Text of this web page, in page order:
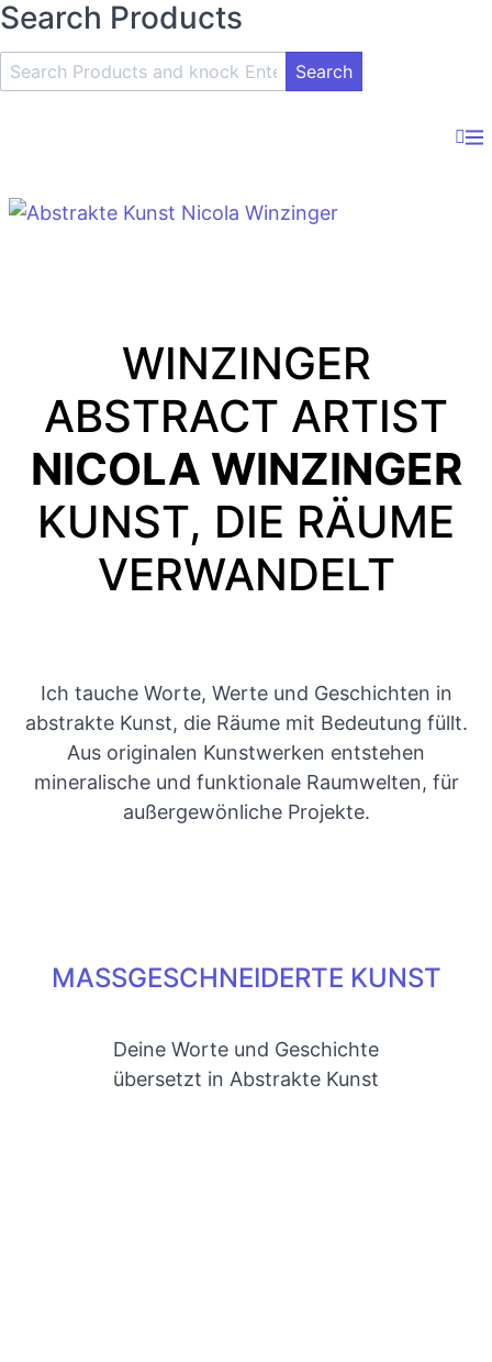
Search Products
Search
Product
Key
WINZINGER
ABSTRACT ARTIST
NICOLA WINZINGER
KUNST, DIE RÄUME
VERWANDELT
Ich tauche Worte, Werte und Geschichten in
abstrakte Kunst, die Räume mit Bedeutung füllt.
Aus originalen Kunstwerken entstehen
mineralische und funktionale Raumwelten, für
außergewönliche Projekte.
MASSGESCHNEIDERTE KUNST
Deine Worte und Geschichte
übersetzt in Abstrakte Kunst